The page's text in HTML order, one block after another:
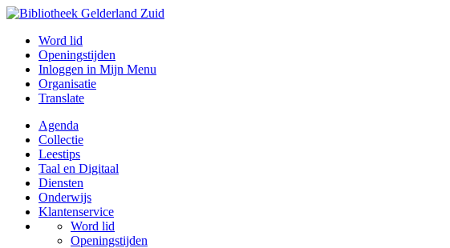
Word lid
Openingstijden
Inloggen in Mijn Menu
Organisatie
Translate
Agenda
Collectie
Leestips
Taal en Digitaal
Diensten
Onderwijs
Klantenservice
Word lid
Openingstijden